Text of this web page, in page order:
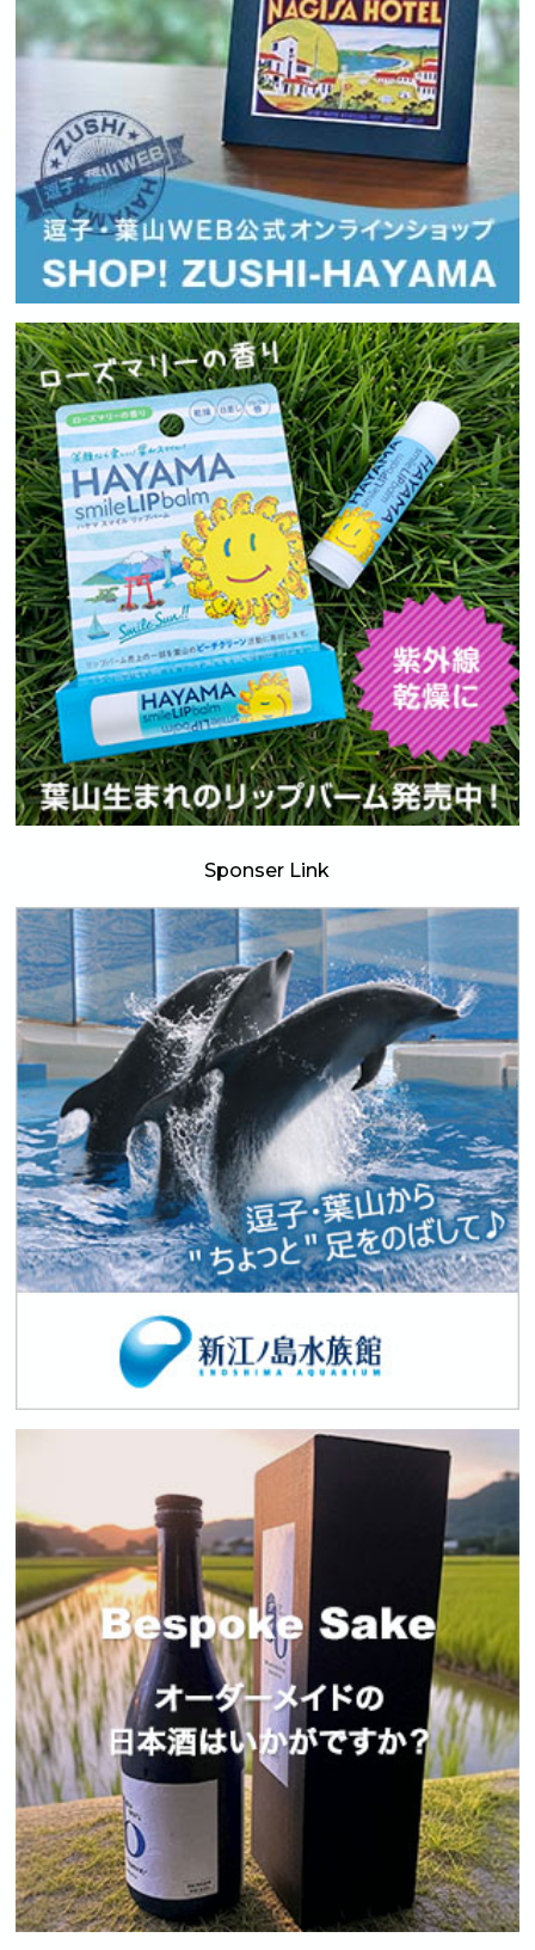
Sponser Link